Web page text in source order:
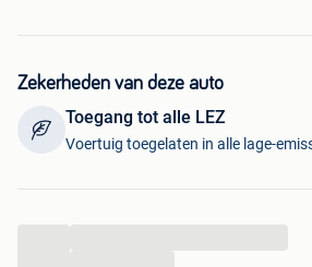
Zekerheden van deze auto
Toegang tot alle LEZ
Voertuig toegelaten in alle lage-